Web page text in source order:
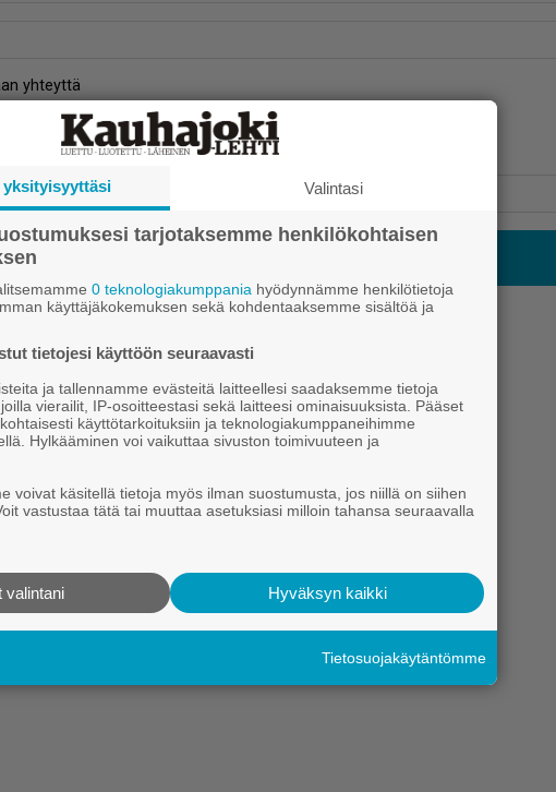
yhteyttä
ilman välilyöntejä:
Valintasi
tarjotaksemme henkilökohtaisen
0 teknologiakumppania hyödynnämme henkilötietoja
käyttäjäkokemuksen sekä kohdentaaksemme sisältöä ja
tietojesi käyttöön seuraavasti
ja tallennamme evästeitä laitteellesi saadaksemme tietoja
vierailit, IP-osoitteestasi sekä laitteesi ominaisuuksista. Pääset
käyttötarkoituksiin ja teknologiakumppaneihimme
Hylkääminen voi vaikuttaa sivuston toimivuuteen ja
voivat käsitellä tietoja myös ilman suostumusta, jos niillä on siihen
vastustaa tätä tai muuttaa asetuksiasi milloin tahansa seuraavalla
Hyväksyn kaikki
valintani
Tietosuojakäytäntömme